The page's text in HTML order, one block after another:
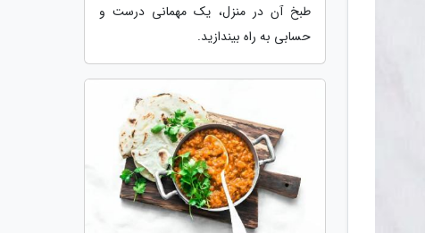
طبخ آن در منزل، یک مهمانی درست و
حسابی به راه بیندازید.